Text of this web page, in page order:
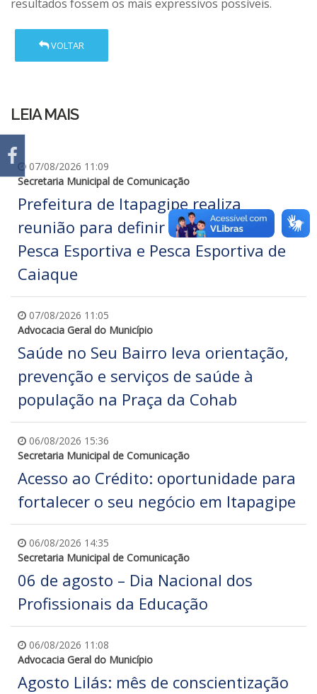
resultados fossem os mais expressivos possíveis.
VOLTAR
LEIA MAIS
07/08/2026 11:09
Secretaria Municipal de Comunicação
Prefeitura de Itapagipe realiza
reunião para definir Torneios de
Pesca Esportiva e Pesca Esportiva de
Caiaque
07/08/2026 11:05
Advocacia Geral do Município
Saúde no Seu Bairro leva orientação,
prevenção e serviços de saúde à
população na Praça da Cohab
06/08/2026 15:36
Secretaria Municipal de Comunicação
Acesso ao Crédito: oportunidade para
fortalecer o seu negócio em Itapagipe
06/08/2026 14:35
Secretaria Municipal de Comunicação
06 de agosto – Dia Nacional dos
Profissionais da Educação
06/08/2026 11:08
Advocacia Geral do Município
Agosto Lilás: mês de conscientização